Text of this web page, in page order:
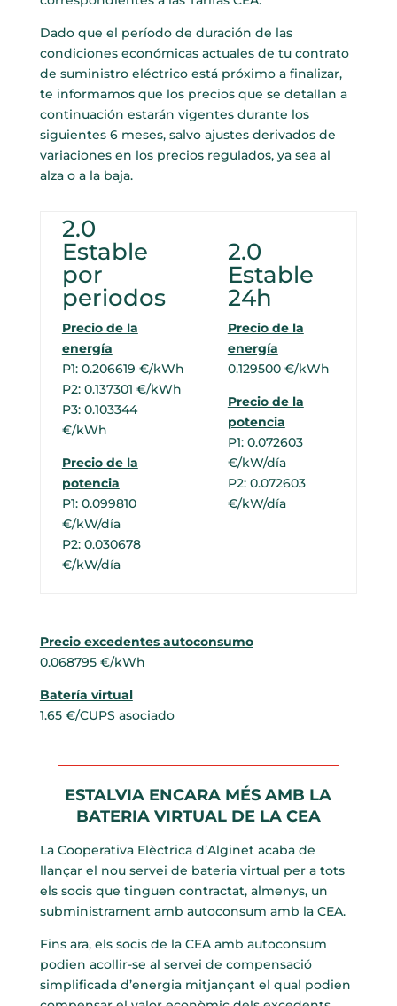
Dado que el período de duración de las
condiciones económicas actuales de tu contrato
de suministro eléctrico está próximo a finalizar,
te informamos que los precios que se detallan a
continuación estarán vigentes durante los
siguientes 6 meses, salvo ajustes derivados de
variaciones en los precios regulados, ya sea al
alza o a la baja.
2.0
Estable
por
periodos
Precio de la
energía
P1: 0.206619 €/kWh
P2: 0.137301 €/kWh
P3: 0.103344
€/kWh
Precio de la
potencia
P1: 0.099810
€/kW/día
P2: 0.030678
€/kW/día
2.0
Estable
24h
Precio de la
energía
0.129500 €/kWh
Precio de la
potencia
P1: 0.072603
€/kW/día
P2: 0.072603
€/kW/día
Precio excedentes autoconsumo
0.068795 €/kWh
Batería virtual
1.65 €/CUPS asociado
ESTALVIA ENCARA MÉS AMB LA
BATERIA VIRTUAL DE LA CEA
La Cooperativa Elèctrica d’Alginet acaba de
llançar el nou servei de bateria virtual per a tots
els socis que tinguen contractat, almenys, un
subministrament amb autoconsum amb la CEA.
Fins ara, els socis de la CEA amb autoconsum
podien acollir-se al servei de compensació
simplificada d’energia mitjançant el qual podien